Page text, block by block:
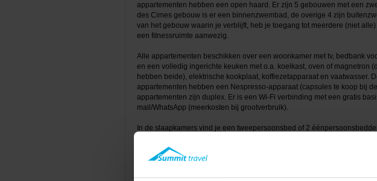
appartementen hebben een open haard. Er zijn 5 gebouwen met een
des Cimes gebouw is er een binnenzwembad, de overige 4 zijn
van het gebouw waarin je verblijft, heb je toegang tot meerdere (niet
een fitnessruimte aanwezig.
Alle appartementen beschikken over een woonkamer met tv, bedbank
en een volledig ingerichte keuken met o.a. koelkast, oven of magnetron
hebben beide), elektrische kookplaat, koffiezetapparaat en vaatwasser.
appartementen hebben een Nespresso-apparaat (capsules te koop bij
appartementen zijn duplex. Er is een Wi-Fi verbinding met een gratis
mail/WhatsApp (meerkosten bij grootverbruik).
In de slaapkamers vind je een tweepersoonsbed of 2
in de badkamer een föhn. Er is altijd minimaal 1 apart toilet. Voor alle
bij aankomst zijn opgemaakt.